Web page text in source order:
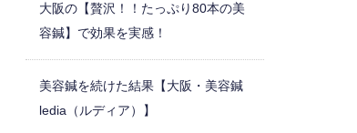
大阪の【贅沢！！たっぷり80本の美
容鍼】で効果を実感！
美容鍼を続けた結果【大阪・美容鍼
ledia（ルディア）】